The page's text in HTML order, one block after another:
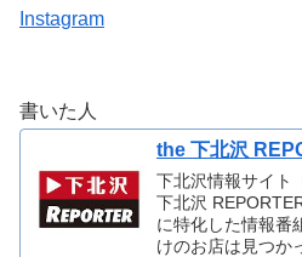
Instagram
書いた人
the 下北沢
下北沢情報サイト
下北沢
に特化した情報番
けのお店は見つか